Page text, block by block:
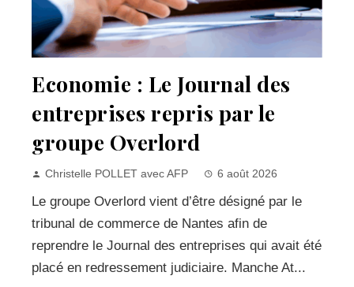
Economie : Le Journal des
entreprises repris par le
groupe Overlord
Christelle POLLET avec AFP 6 août 2026
Le groupe Overlord vient d’être désigné par le
tribunal de commerce de Nantes afin de
reprendre le Journal des entreprises qui avait été
placé en redressement judiciaire. Manche At...